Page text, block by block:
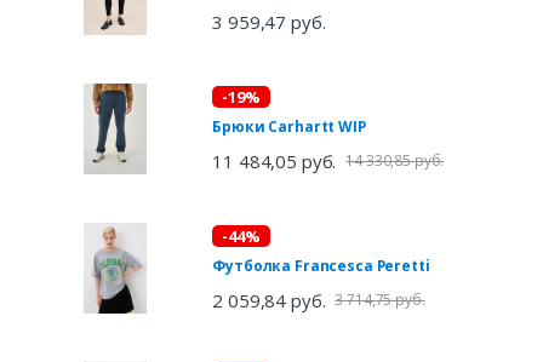
3 959,47 руб.
-19%
Брюки Carhartt WIP
11 484,05 руб. 14 330,85 руб.
-44%
Футболка Francesca Peretti
2 059,84 руб. 3 714,75 руб.